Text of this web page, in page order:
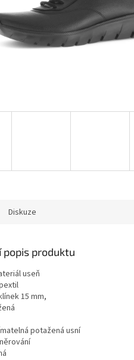
Diskuze
popis produktu
useň
15 mm,
potažená usní